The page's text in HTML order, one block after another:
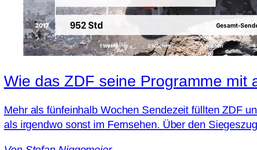
Wie das ZDF seine Programme mit
Mehr als fünfeinhalb Wochen Sendezeit füllten ZDF
als irgendwo sonst im Fernsehen. Über den